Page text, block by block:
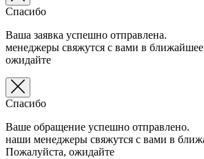
Спасибо
Ваша заявка успешно отправлена.
менеджеры свяжутся с вами в
ожидайте
Спасибо
Ваше обращение успешно отправлено.
наши менеджеры свяжутся с вами в
Пожалуйста, ожидайте